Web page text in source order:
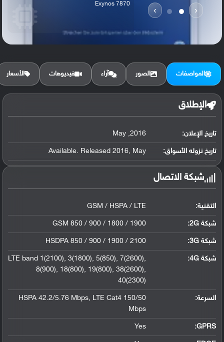
‹
›
Exynos 7870
الرام / التخزين:
المواصفات الصور آراء فيديوهات الأسعار
الإطلاق
تاريخ الإعلان: 2016, May
تاريخ نزوله الأسواق: Available. Released 2016, May
شبكة الاتصال
التقنية: GSM / HSPA / LTE
شبكة 2G: GSM 850 / 900 / 1800 / 1900
شبكة 3G :
HSDPA 850 / 900 / 1900 / 2100
شبكة 4G :
LTE band 1(2100), 3(1800), 5(850), 7(2600),
8(900), 18(800), 19(800), 38(2600),
40(2300)
السرعة:
HSPA 42.2/5.76 Mbps, LTE Cat4 150/50
Mbps
GPRS:
Yes